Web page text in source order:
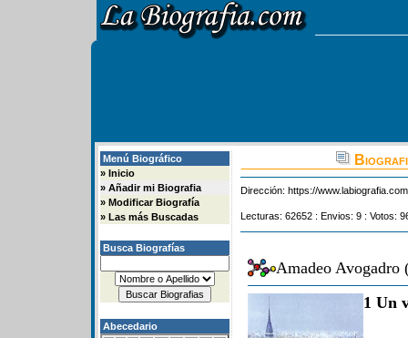
Menú Biográfico
» Inicio
» Añadir mi Biografia
» Modificar Biografía
» Las más Buscadas
Busca Biografías
Abecedario
Dirección: https://
Lecturas: 62652 : Envios: 9 : Votos:
Amadeo Avogadro
1 Un